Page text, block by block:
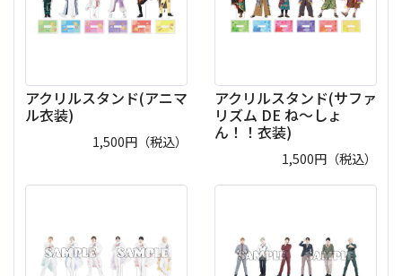
アクリルスタンド(アニマ
ル衣装)
1,500円（税込）
アクリルスタンド(サファ
リズム DE ね～しょ
ん！！衣装)
1,500円（税込）